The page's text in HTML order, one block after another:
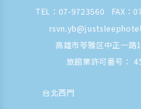
TEL： 07-9723560
FAX：
高雄市苓雅区中正一路
旅館業許可番号：
台北西門